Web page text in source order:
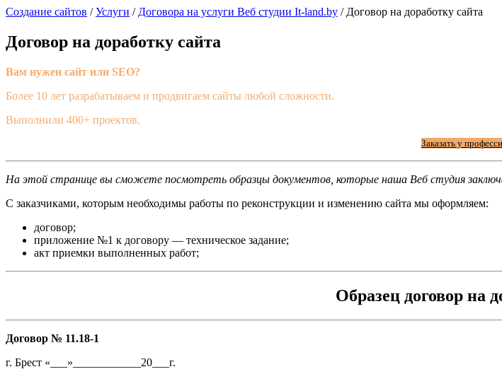
Cоздание сайтов / Услуги / Договора на услуги Веб студии It-land.by /Договор на доработку сайта
Договор на доработку сайта
Вам нужен сайт или SEO?
Более 10 лет разрабатываем и продвигаем сайты любой сложности.
Выполнили 400+ проектов.
Заказать у
На этой странице вы сможете посмотреть образцы документов, которые наша Веб студия
С заказчиками, которым необходимы работы по реконструкции и изменению сайта мы оформляем:
договор;
приложение №1 к договору — техническое задание;
акт приемки выполненных работ;
Образец договор на
Договор № 11.18-1
г. Брест «___»____________20___г.